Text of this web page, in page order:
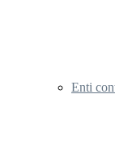
Enti